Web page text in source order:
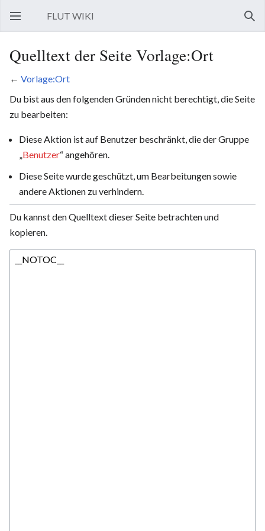
Hauptmenü öffnen
FLUT WIKI
Quelltext der Seite Vorlage:Ort
← Vorlage:Ort
Du bist aus den folgenden Gründen nicht berechtigt, die Seite
zu bearbeiten:
Diese Aktion ist auf Benutzer beschränkt, die der Gruppe
„Benutzer“ angehören.
Diese Seite wurde geschützt, um Bearbeitungen sowie
andere Aktionen zu verhindern.
Du kannst den Quelltext dieser Seite betrachten und
kopieren.